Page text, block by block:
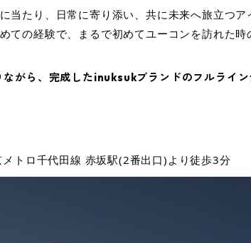
当たり、日常に寄り添い、共に未来へ旅立つ
ての経験で、まるで初めてユーコンを訪れた
がら、完成したinuksukブランドのフルライ
トロ千代田線 赤坂駅(2番出口)より徒歩3分